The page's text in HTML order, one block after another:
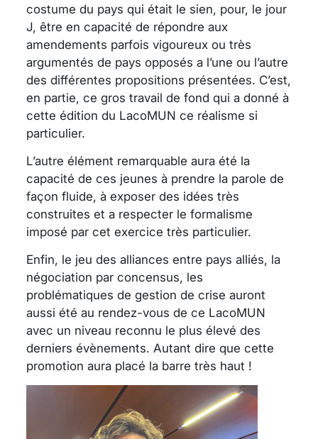
costume du pays qui était le sien, pour, le jour
J, être en capacité de répondre aux
amendements parfois vigoureux ou très
argumentés de pays opposés a l’une ou l’autre
des différentes propositions présentées. C’est,
en partie, ce gros travail de fond qui a donné à
cette édition du LacoMUN ce réalisme si
particulier.
L’autre élément remarquable aura été la
capacité de ces jeunes à prendre la parole de
façon fluide, à exposer des idées très
construites et a respecter le formalisme
imposé par cet exercice très particulier.
Enfin, le jeu des alliances entre pays alliés, la
négociation par concensus, les
problématiques de gestion de crise auront
aussi été au rendez-vous de ce LacoMUN
avec un niveau reconnu le plus élevé des
derniers évènements. Autant dire que cette
promotion aura placé la barre très haut !